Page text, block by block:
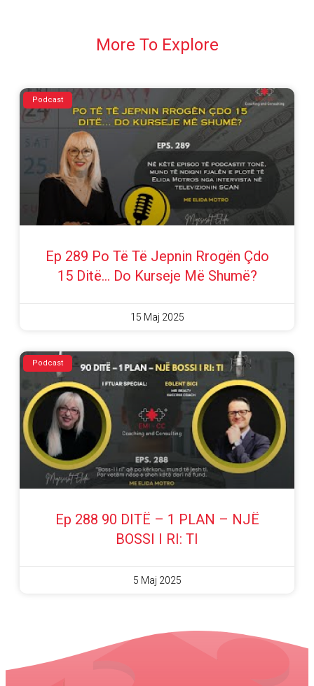
More To Explore
Podcast
Ep 289 Po Të Të Jepnin Rrogën Çdo
15 Ditë… Do Kurseje Më Shumë?
15 Maj 2025
Podcast
Ep 288 90 DITË – 1 PLAN – NJË
BOSSI I RI: TI
5 Maj 2025